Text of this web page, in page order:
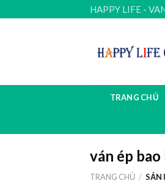
to
HAPPY LIFE -
TRANG CHỦ
ván ép
TRANG CHỦ / SẢN